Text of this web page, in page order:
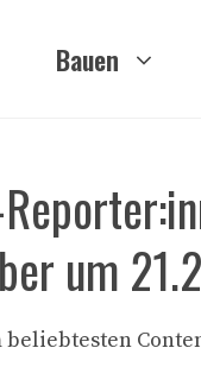
Bauen
um
beliebtesten